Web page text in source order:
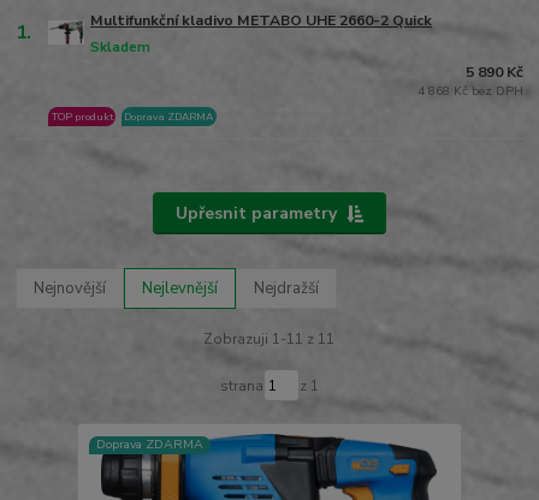
1. Multifunkční kladivo METABO UHE 2660-2 Quick
Skladem
TOP produkt Doprava ZDARMA
5 890 Kč
4 868 Kč bez DPH
Upřesnit parametry
Nejnovější Nejlevnější Nejdražší
Zobrazuji 1-11 z 11
strana z 1
Doprava ZDARMA